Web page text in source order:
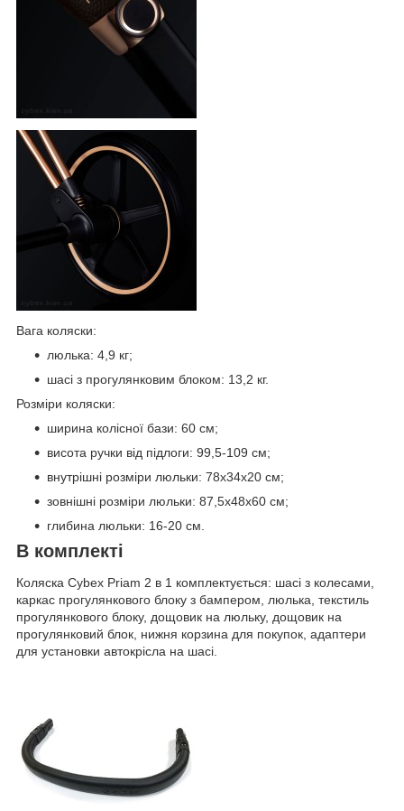
Вага коляски:
люлька: 4,9 кг;
шасі з прогулянковим блоком: 13,2 кг.
Розміри коляски:
ширина колісної бази: 60 см;
висота ручки від підлоги: 99,5-109 см;
внутрішні розміри люльки: 78х34х20 см;
зовнішні розміри люльки: 87,5х48х60 см;
глибина люльки: 16-20 см.
В комплекті
Коляска Cybex Priam 2 в 1 комплектується: шасі з колесами,
каркас прогулянкового блоку з бампером, люлька, текстиль
прогулянкового блоку, дощовик на люльку, дощовик на
прогулянковий блок, нижня корзина для покупок, адаптери
для установки автокрісла на шасі.